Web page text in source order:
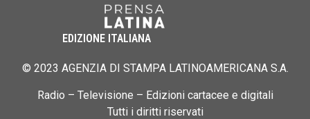
EDIZIONE ITALIANA
© 2023 AGENZIA DI STAMPA LATINOAMERICANA S.A.
Radio – Televisione – Edizioni cartacee e digitali
Tutti i diritti riservati